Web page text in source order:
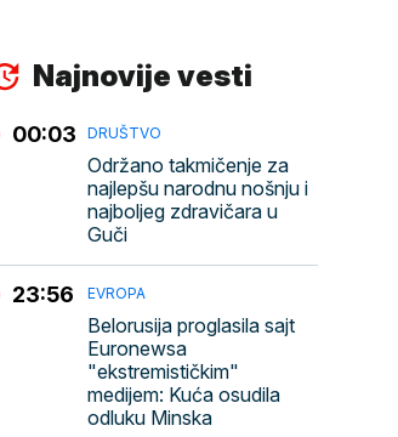
Najnovije vesti
DRUŠTVO
Održano takmičenje za
najlepšu narodnu nošnju i
najboljeg zdravičara u
Guči
00:03
EVROPA
Belorusija proglasila sajt
Euronewsa
"ekstremističkim"
medijem: Kuća osudila
odluku Minska
23:56